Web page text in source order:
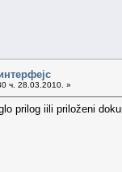
ч. 28.03.2010. »
prilog iili priloženi